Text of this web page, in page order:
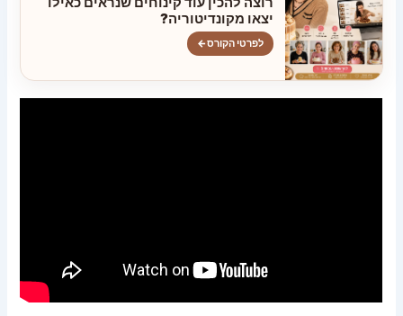
יצאו מקונדיטוריה?
לפרטי הקורס←